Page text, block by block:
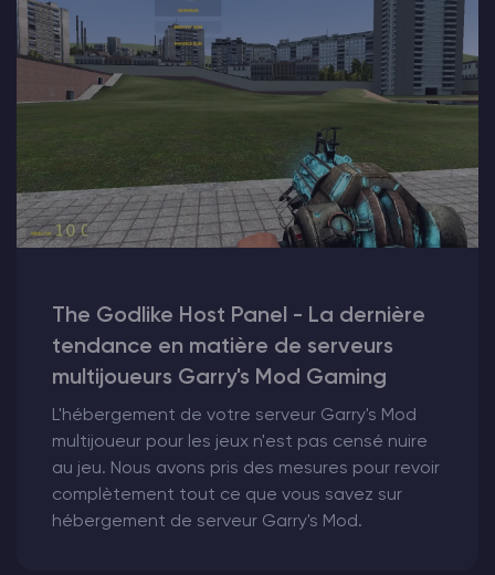
The Godlike Host Panel - La dernière
tendance en matière de serveurs
multijoueurs Garry's Mod Gaming
L'hébergement de votre serveur Garry's Mod
multijoueur pour les jeux n'est pas censé nuire
au jeu. Nous avons pris des mesures pour revoir
complètement tout ce que vous savez sur
hébergement de serveur Garry's Mod.